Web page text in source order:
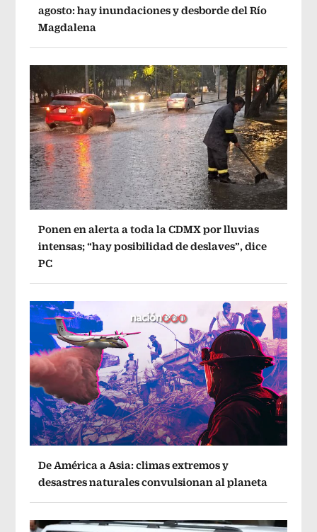
agosto: hay inundaciones y desborde del Río
Magdalena
Ponen en alerta a toda la CDMX por lluvias
intensas; “hay posibilidad de deslaves”, dice
PC
De América a Asia: climas extremos y
desastres naturales convulsionan al planeta